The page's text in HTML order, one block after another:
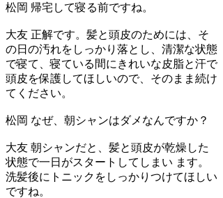
松岡 帰宅して寝る前ですね。
大友 正解です。髪と頭皮のためには、そ
の日の汚れをしっかり落とし、清潔な状態
で寝て、寝ている間にきれいな皮脂と汗で
頭皮を保護してほしいので、そのまま続け
てください。
松岡 なぜ、朝シャンはダメなんですか？
大友 朝シャンだと、髪と頭皮が乾燥した
状態で一日がスタートしてしまい ます。
洗髪後にトニックをしっかりつけてほしい
ですね。